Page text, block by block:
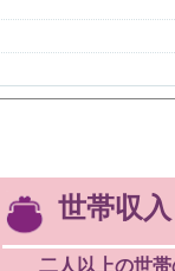
世帯収入
二人以上の世